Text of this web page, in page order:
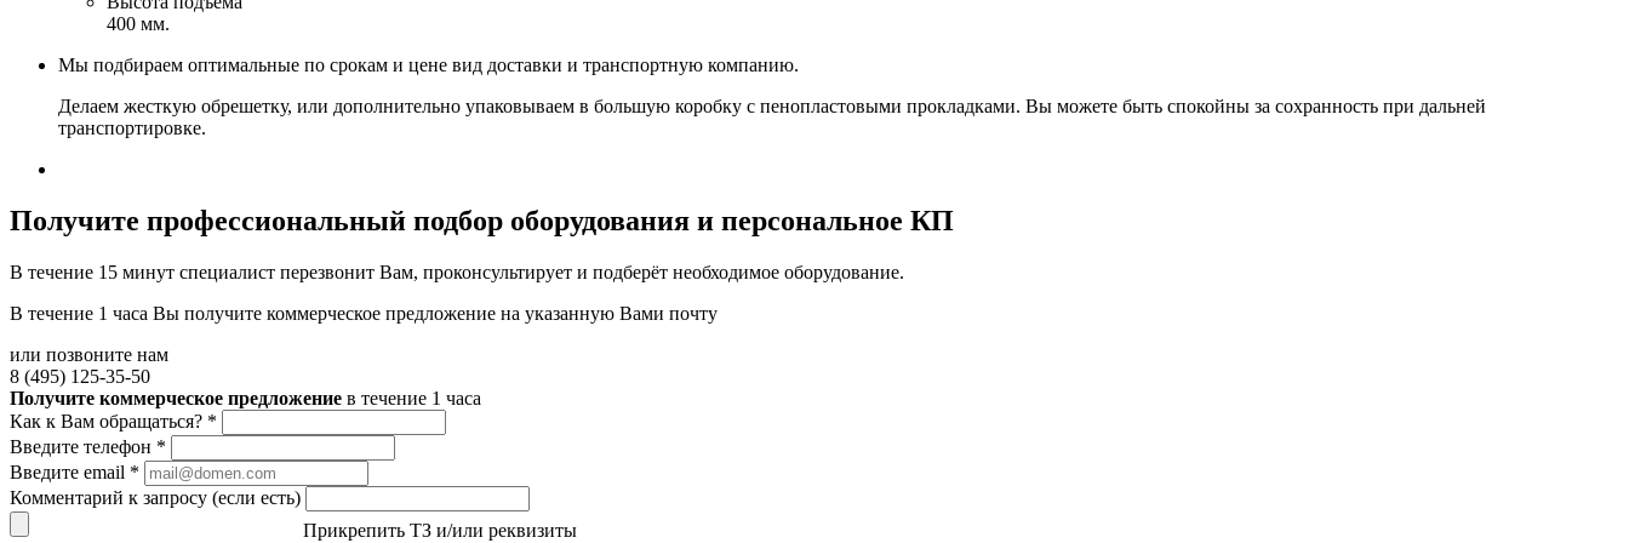
400 мм.
Мы подбираем оптимальные по срокам и цене вид доставки и транспортную компанию.
Делаем жесткую обрешетку, или дополнительно упаковываем в большую коробку с пенопластовыми прокладками. Вы можете быть спокойны за сохранность при дальней
транспортировке.
Получите профессиональный подбор оборудования и персональное КП
В течение 15 минут специалист перезвонит Вам, проконсультирует и подберёт необходимое оборудование.
В течение 1 часа Вы получите коммерческое предложение на указанную Вами почту
или позвоните нам
8 (495) 125-35-50
Получите коммерческое предложение в течение 1 часа
Как к Вам обращаться? *
Введите телефон *
Введите email *
Комментарий к запросу (если есть)
Прикрепить ТЗ и/или реквизиты